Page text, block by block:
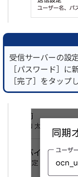
受信サーバーの設
［パスワード］に
［完了］をタップ